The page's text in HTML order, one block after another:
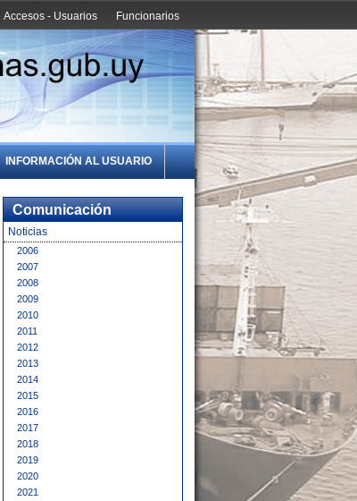
Funcionarios
Accesos - Usuarios
INFORMACIÓN AL USUARIO
Comunicación
Noticias
2006
2007
2008
2009
2010
2011
2012
2013
2014
2015
2016
2017
2018
2019
2020
2021